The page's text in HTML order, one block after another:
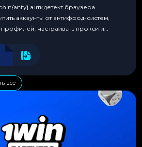
антидетект браузера.
аккаунты от антифрод-систем,
настраивать прокси и
все